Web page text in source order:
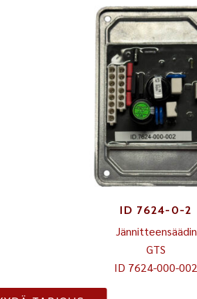
ID 7624-0-2
Jännitteensäädin
GTS
ID 7624-000-002